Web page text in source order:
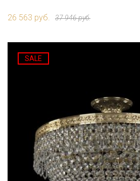
26 563 руб. 37 946 руб.
SALE